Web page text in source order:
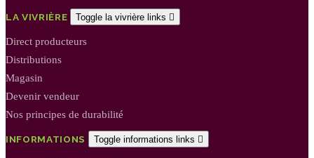
LA VIVRIÈRE Toggle la vivrière links 
Direct producteurs
Distributions
Magasin
Devenir vendeur
Nos principes de durabilité
INFORMATIONS Toggle informations links 